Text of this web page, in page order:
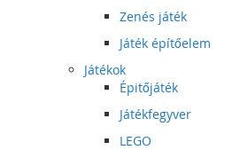
Zenés játék
Játék építőelem
Játékok
Épitőjáték
Játékfegyver
LEGO